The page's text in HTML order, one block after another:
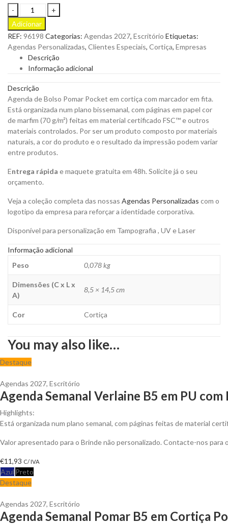
Agenda
Pomar
Pocket
em
Cortiça
Bissemanal
para
quantity
Adicionar
REF: 96198 Categorias: Agendas 2027, Escritório Etiquetas:
Agendas Personalizadas, Clientes Especiais, Cortiça, Empresas
Descrição
Informação adicional
Descrição
Agenda de Bolso Pomar Pocket em cortiça com marcador em fita.
Está organizada num plano bissemanal, com páginas em papel cor
de marfim (70 g/m²) feitas em material certificado FSC™ e outros
materiais controlados. Por ser um produto composto por materiais
naturais, a cor do produto e o resultado da impressão podem variar
entre produtos.
Entrega rápida e maquete gratuita em 48h. Solicite já o seu
orçamento.
Veja a coleção completa das nossas Agendas Personalizadas com o
logotipo da empresa para reforçar a identidade corporativa.
Disponível para personalização em Tampografia , UV e Laser
Informação adicional
Peso
0,078 kg
Dimensões (C x L x
A)
8,5 × 14,5 cm
Cor Cortiça
You may also like…
Destaque
Agendas 2027, Escritório
Agenda Semanal Verlaine B5 em PU
Highlights:
Está organizada num plano semanal, com páginas feitas de material
Valor apresentado para o Brinde não personalizado. Contacte-nos
€11,93 C/ IVA
Azul Preto
Destaque
Agendas 2027, Escritório
Agenda Semanal Pomar B5 em Cortiça